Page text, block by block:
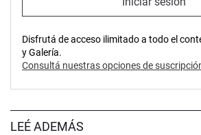
Disfrutá de acceso ilimitado a todo el
y Galería.
Consultá nuestras opciones de
LEÉ ADEMÁS